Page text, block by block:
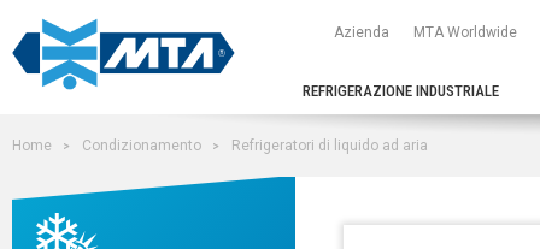
REFRIGERAZIONE INDUSTRIALE
Azienda MTA Worldwide
Home Condizionamento Refrigeratori di liquido ad aria